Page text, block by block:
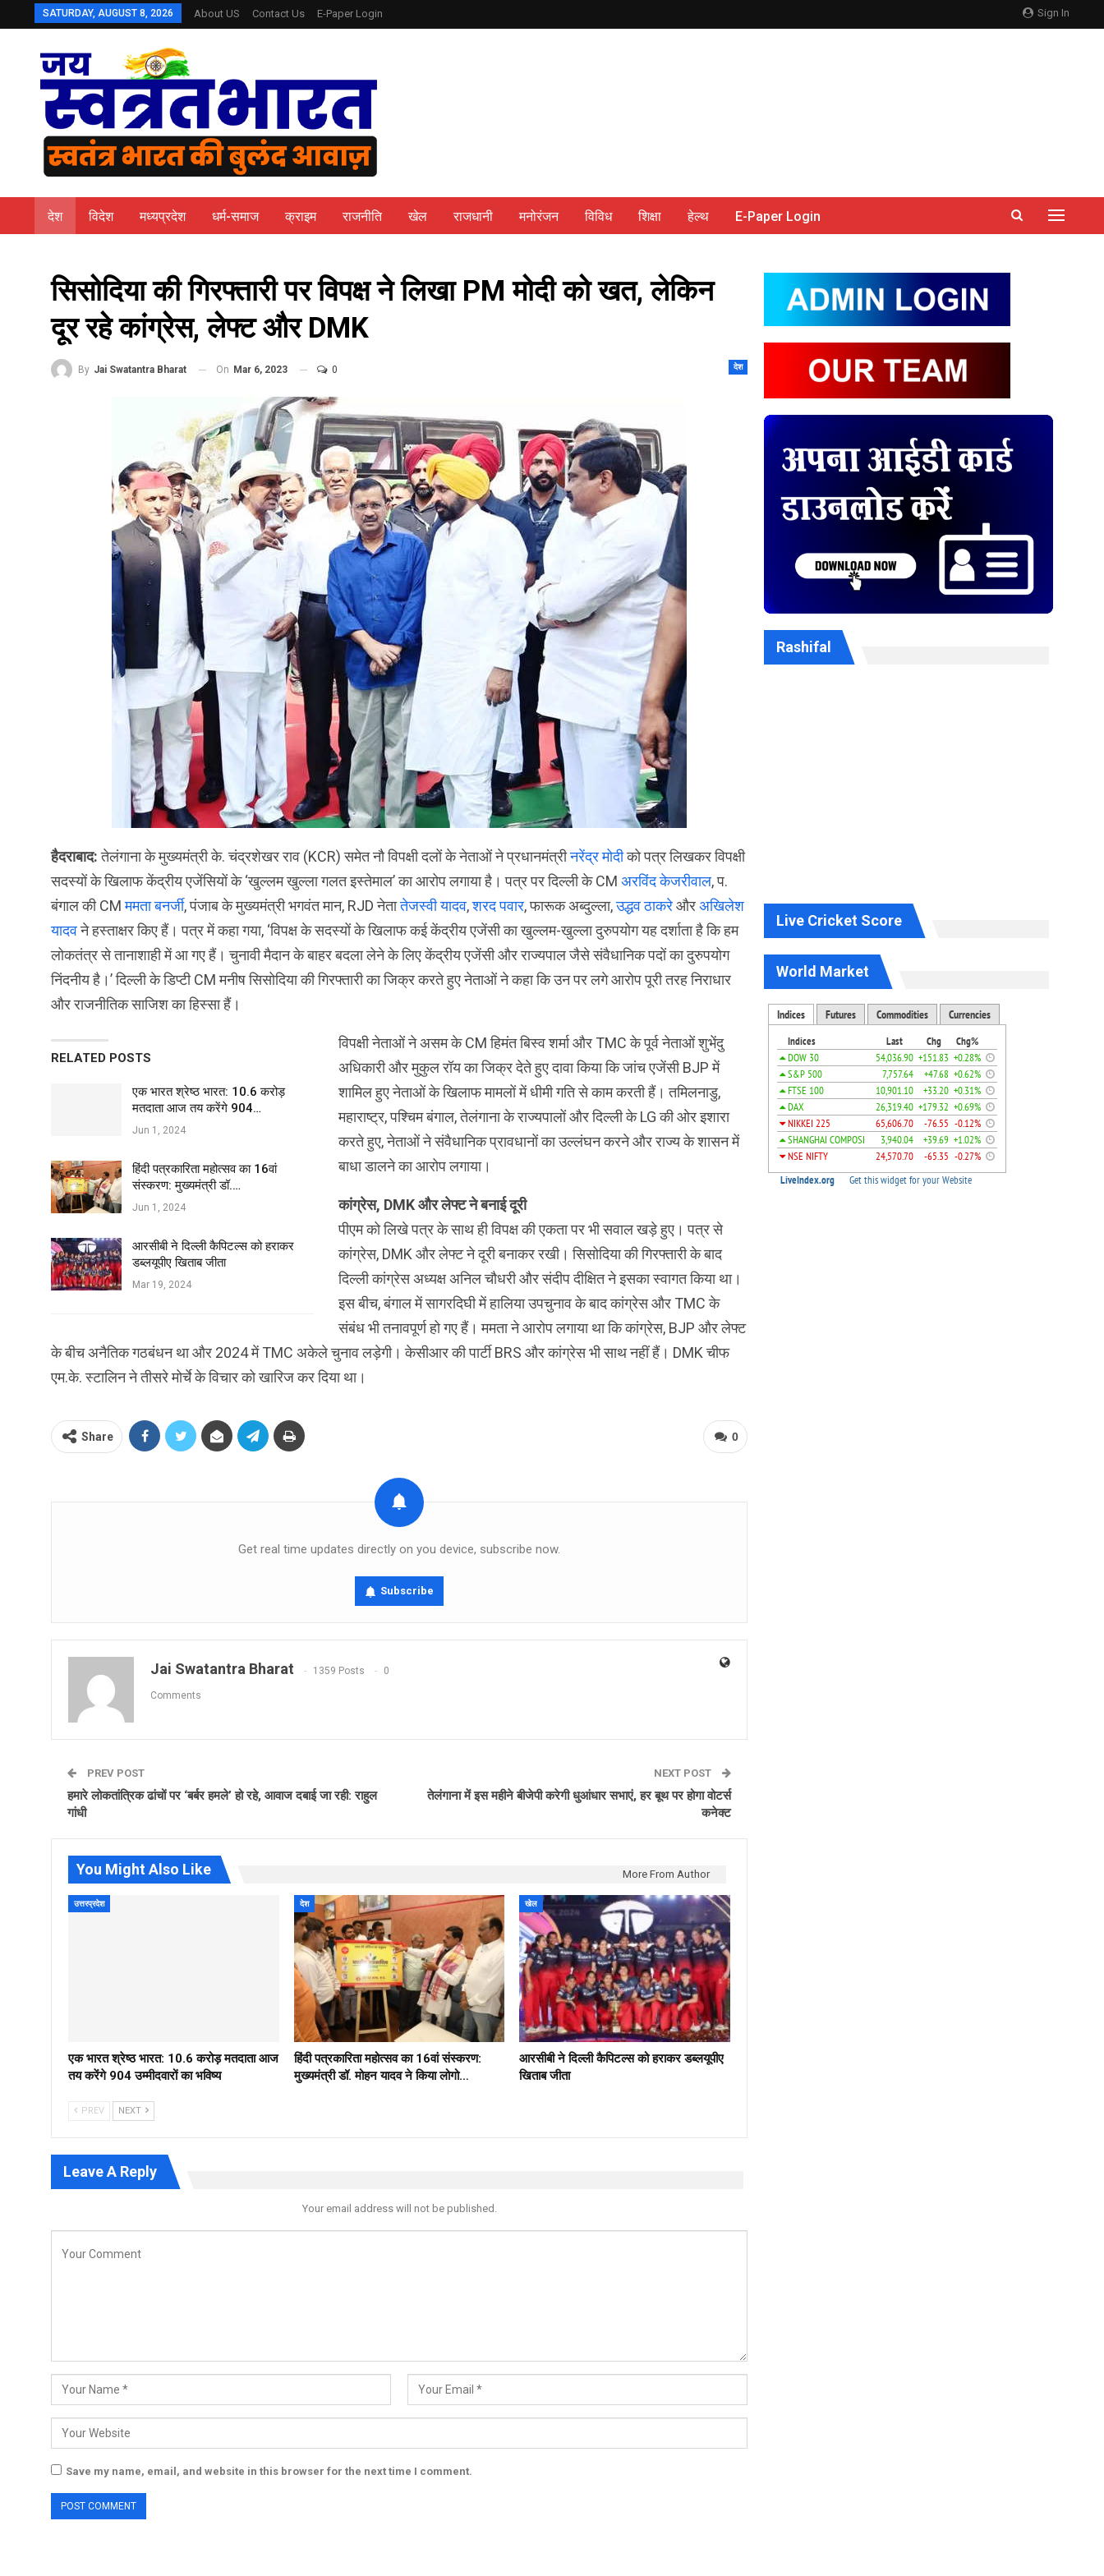
Sign In
SATURDAY, AUGUST 8, 2026 About US Contact Us E-Paper Login
देश विदेश मध्यप्रदेश धर्म-समाज क्राइम राजनीति खेल राजधानी मनोरंजन विविध शिक्षा हेल्थ E-Paper Login
सिसोदिया की गिरफ्तारी पर विपक्ष ने लिखा PM मोदी को खत, लेकिन
दूर रहे कांग्रेस, लेफ्ट और DMK
देश
By Jai Swatantra Bharat On Mar 6, 2023 0
हैदराबाद:तेलंगाना के मुख्यमंत्री के. चंद्रशेखर राव (KCR) समेत नौ विपक्षी दलों के नेताओं ने प्रधानमंत्रीनरेंद्र मोदीको पत्र लिखकर विपक्षी
सदस्यों के खिलाफ केंद्रीय एजेंसियों के ‘खुल्लम खुल्ला गलत इस्तेमाल’ का आरोप लगाया है। पत्र पर दिल्ली के CM अरविंद केजरीवाल, प.
बंगाल की CMममता बनर्जी, पंजाब के मुख्यमंत्री भगवंत मान, RJD नेतातेजस्वी यादव,शरद पवार, फारूक अब्दुल्ला,उद्धव ठाकरेऔरअखिलेश
यादवने हस्ताक्षर किए हैं। पत्र में कहा गया, ‘विपक्ष के सदस्यों के खिलाफ कई केंद्रीय एजेंसी का खुल्लम-खुल्ला दुरुपयोग यह दर्शाता है कि हम
लोकतंत्र से तानाशाही में आ गए हैं। चुनावी मैदान के बाहर बदला लेने के लिए केंद्रीय एजेंसी और राज्यपाल जैसे संवैधानिक पदों का दुरुपयोग
निंदनीय है।’ दिल्ली के डिप्टी CM मनीष सिसोदिया की गिरफ्तारी का जिक्र करते हुए नेताओं ने कहा कि उन पर लगे आरोप पूरी तरह निराधार
और राजनीतिक साजिश का हिस्सा हैं।
RELATED POSTS
एक भारत श्रेष्ठ भारत: 10.6 करोड़
मतदाता आज तय करेंगे 904…
Jun 1, 2024
हिंदी पत्रकारिता महोत्सव का 16वां
संस्करण: मुख्यमंत्री डॉ.…
Jun 1, 2024
आरसीबी ने दिल्ली कैपिटल्स को हराकर
डब्लयूपीए खिताब जीता
Mar 19, 2024
विपक्षी नेताओं ने असम के CM हिमंत बिस्व शर्मा और TMC के पूर्व नेताओं शुभेंदु
अधिकारी और मुकुल रॉय का जिक्र देते हुए दावा किया कि जांच एजेंसी BJP में
शामिल हुए नेताओं के खिलाफ मामलों में धीमी गति से काम करती हैं। तमिलनाडु,
महाराष्ट्र, पश्चिम बंगाल, तेलंगाना के राज्यपालों और दिल्ली के LG की ओर इशारा
करते हुए, नेताओं ने संवैधानिक प्रावधानों का उल्लंघन करने और राज्य के शासन में
बाधा डालने का आरोप लगाया।
कांग्रेस, DMK और लेफ्ट ने बनाई दूरी
पीएम को लिखे पत्र के साथ ही विपक्ष की एकता पर भी सवाल खड़े हुए। पत्र से
कांग्रेस, DMK और लेफ्ट ने दूरी बनाकर रखी। सिसोदिया की गिरफ्तारी के बाद
दिल्ली कांग्रेस अध्यक्ष अनिल चौधरी और संदीप दीक्षित ने इसका स्वागत किया था।
इस बीच, बंगाल में सागरदिघी में हालिया उपचुनाव के बाद कांग्रेस और TMC के
संबंध भी तनावपूर्ण हो गए हैं। ममता ने आरोप लगाया था कि कांग्रेस, BJP और लेफ्ट
के बीच अनैतिक गठबंधन था और 2024 में TMC अकेले चुनाव लड़ेगी। केसीआर की पार्टी BRS और कांग्रेस भी साथ नहीं हैं। DMK चीफ
एम.के. स्टालिन ने तीसरे मोर्चे के विचार को खारिज कर दिया था।
0
Share
Get real time updates directly on you device, subscribe now.
Subscribe
Jai Swatantra Bharat 1359 Posts 0
Comments
PREV POST
हमारे लोकतांत्रिक ढांचों पर ‘बर्बर हमले’ हो रहे, आवाज दबाई जा रही: राहुल
गांधी
NEXT POST
तेलंगाना में इस महीने बीजेपी करेगी धुआंधार सभाएं, हर बूथ पर होगा वोटर्स
कनेक्‍ट
You Might Also Like More From Author
उत्तरप्रदेश
एक भारत श्रेष्ठ भारत: 10.6 करोड़ मतदाता आज
तय करेंगे 904 उम्मीदवारों का भविष्य
देश
हिंदी पत्रकारिता महोत्सव का 16वां संस्करण:
मुख्यमंत्री डॉ. मोहन यादव ने किया लोगो…
खेल
आरसीबी ने दिल्ली कैपिटल्स को हराकर डब्लयूपीए
खिताब जीता
PREV NEXT
Leave A Reply
Your email address will not be published.
Save my name, email, and website in this browser for the next time I comment.
Rashifal
Live Cricket Score
World Market